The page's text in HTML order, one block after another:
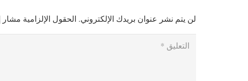
لن يتم نشر عنوان بريدك الإلكتروني. الحقول الإلزامية مشار